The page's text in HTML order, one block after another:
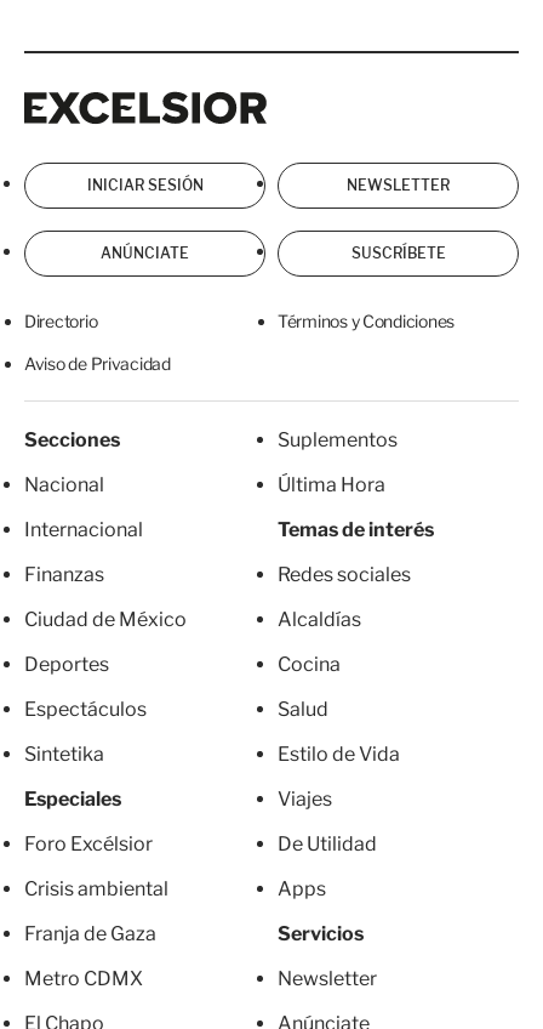
INICIAR SESIÓN NEWSLETTER
ANÚNCIATE SUSCRÍBETE
Directorio Términos y Condiciones
Aviso de Privacidad
Secciones
Nacional
Internacional
Finanzas
Ciudad de México
Deportes
Espectáculos
Sintetika
Especiales
Foro Excélsior
Crisis ambiental
Franja de Gaza
Metro CDMX
El Chapo
Suplementos
Última Hora
Temas de interés
Redes sociales
Alcaldías
Cocina
Salud
Estilo de Vida
Viajes
De Utilidad
Apps
Servicios
Newsletter
Anúnciate